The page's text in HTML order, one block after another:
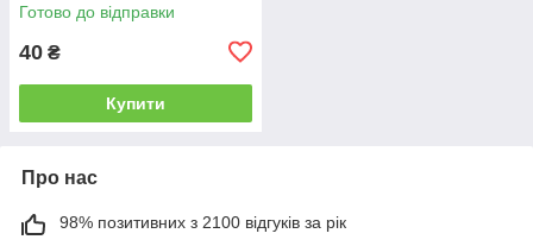
Готово до відправки
40 ₴
Купити
Про нас
98% позитивних з 2100 відгуків за рік